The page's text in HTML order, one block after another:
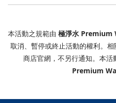
本活動之規範由 極淨水 Premium
取消、暫停或終止活動的權利。
商店官網，不另行通知。 本活
Premium